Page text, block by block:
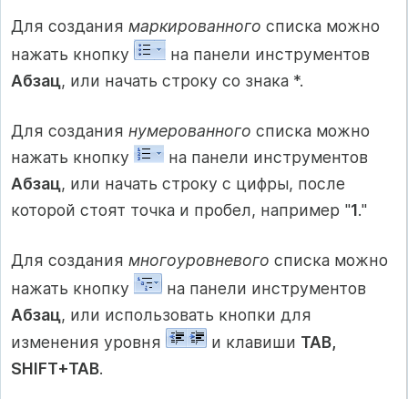
Для создания маркированного списка можно
нажать кнопку
на панели инструментов
Абзац, или начать строку со знака *.
Для создания нумерованного списка можно
нажать кнопку
на панели инструментов
Абзац, или начать строку с цифры, после
которой стоят точка и пробел, например "1."
Для создания многоуровневого списка можно
нажать кнопку
на панели инструментов
Абзац, или использовать кнопки для
изменения уровня
и клавиши TAB,
SHIFT+TAB.